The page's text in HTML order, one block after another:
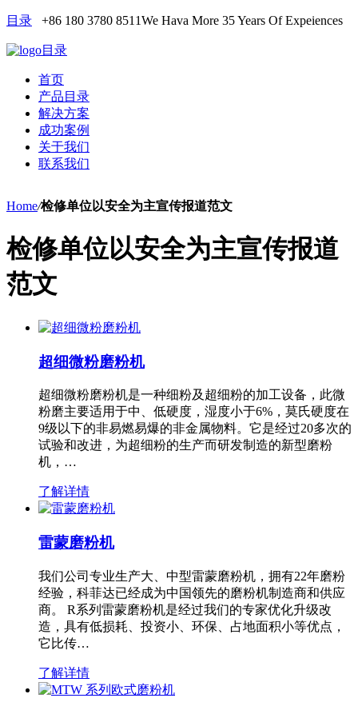
目录 +86 180 3780 8511We Hava More 35 Years Of Expeiences
目录
首页
产品目录
解决方案
成功案例
关于我们
联系我们
Home/检修单位以安全为主宣传报道范文
检修单位以安全为主宣传报道
范文
超细微粉磨粉机
超细微粉磨粉机是一种细粉及超细粉的加工设备，此微
粉磨主要适用于中、低硬度，湿度小于6%，莫氏硬度在
9级以下的非易燃易爆的非金属物料。它是经过20多次的
试验和改进，为超细粉的生产而研发制造的新型磨粉
机，…
了解详情
雷蒙磨粉机
我们公司专业生产大、中型雷蒙磨粉机，拥有22年磨粉
经验，科菲达已经成为中国领先的磨粉机制造商和供应
商。 R系列雷蒙磨粉机是经过我们的专家优化升级改
造，具有低损耗、投资小、环保、占地面积小等优点，
它比传…
了解详情